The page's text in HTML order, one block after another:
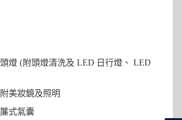
燈 (附頭燈清洗及 LED 日行燈、 LED
美妝鏡及照明
式氣囊